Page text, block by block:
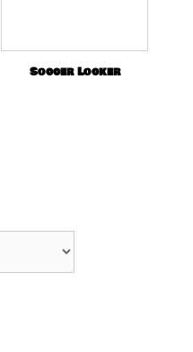
Soccer Locker